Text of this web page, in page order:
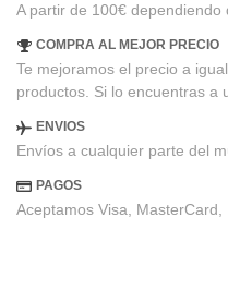
A partir de 100€ dependiendo
COMPRA AL MEJOR PRECIO
Te mejoramos el precio a
productos. Si lo encuentras a
ENVIOS
Envíos a cualquier parte del
PAGOS
Aceptamos Visa,